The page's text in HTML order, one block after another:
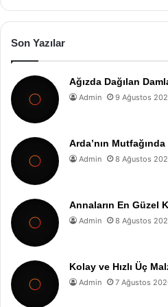
Son Yazılar
Ağızda Dağılan
Admin 9 Ağustos
Arda’nın
Admin 8 Ağustos
Annaların En Güzel
Admin 8 Ağustos
Kolay ve Hızlı Üç
Admin 7 Ağustos